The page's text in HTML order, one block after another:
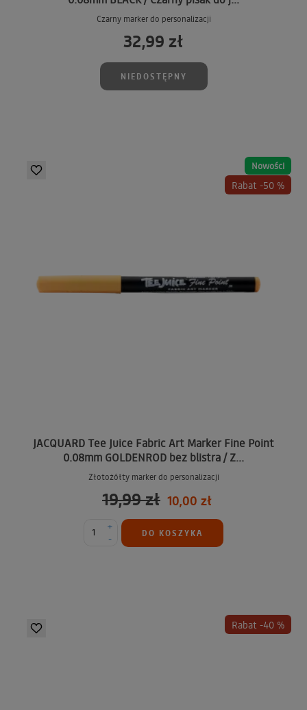
Czarny marker do personalizacji
32,99 zł
NIEDOSTĘPNY
Nowości
Rabat -50 %
JACQUARD Tee Juice Fabric Art Marker Fine Point
0.08mm GOLDENROD bez blistra / Z...
Złotożółty marker do personalizacji
19,99 zł 10,00 zł
-
+
DO KOSZYKA
Rabat -40 %